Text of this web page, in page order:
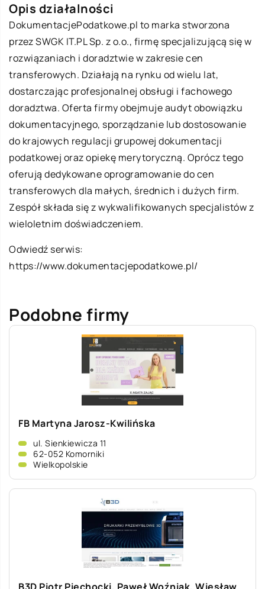
Opis działalności
DokumentacjePodatkowe.pl to marka stworzona
przez SWGK IT.PL Sp. z o.o., firmę specjalizującą się w
rozwiązaniach i doradztwie w zakresie cen
transferowych. Działają na rynku od wielu lat,
dostarczając profesjonalnej obsługi i fachowego
doradztwa. Oferta firmy obejmuje audyt obowiązku
dokumentacyjnego, sporządzanie lub dostosowanie
do krajowych regulacji grupowej dokumentacji
podatkowej oraz opiekę merytoryczną. Oprócz tego
oferują dedykowane oprogramowanie do cen
transferowych dla małych, średnich i dużych firm.
Zespół składa się z wykwalifikowanych specjalistów z
wieloletnim doświadczeniem.
Odwiedź serwis:
https://www.dokumentacjepodatkowe.pl/
Podobne firmy
FB Martyna Jarosz-Kwilińska
ul. Sienkiewicza 11
62-052 Komorniki
Wielkopolskie